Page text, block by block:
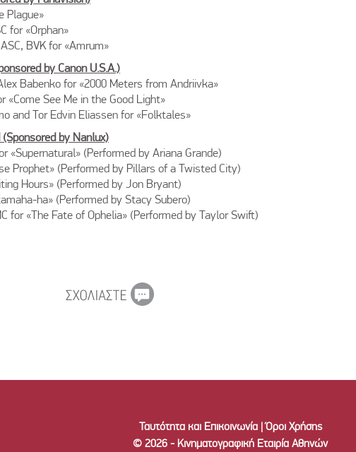
Plague»
for «Orphan»
BVK for «Amrum»
by Canon U.S.A.)
Babenko for «2000 Meters from Andriivka»
«Come See Me in the Good Light»
and Tor Edvin Eliassen for «Folktales»
by Nanlux)
«Supernatural» (Performed by Ariana Grande)
Prophet» (Performed by Pillars of a Twisted City)
Hours» (Performed by Jon Bryant)
ha» (Performed by Stacy Subero)
for «The Fate of Ophelia» (Performed by Taylor Swift)
Ταυτότητα και Επικοινωνία|Όροι Χρήσης
© 2026 - Κινηματογραφική Εταιρία Αθηνών